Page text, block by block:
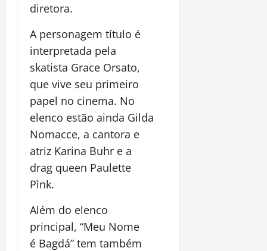
diretora.
A personagem título é
interpretada pela
skatista Grace Orsato,
que vive seu primeiro
papel no cinema. No
elenco estão ainda Gilda
Nomacce, a cantora e
atriz Karina Buhr e a
drag queen Paulette
Pìnk.
Além do elenco
principal, “Meu Nome
é Bagdá” tem também